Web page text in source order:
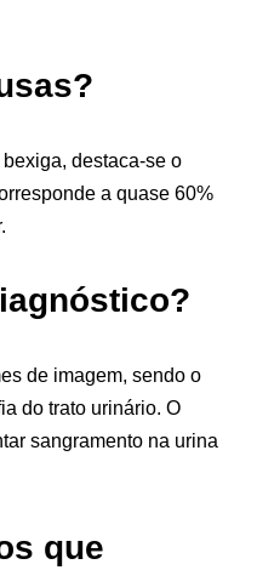
destaca-se o
a quase 60%
de imagem, sendo o
do trato urinário. O
sangramento na urina
que